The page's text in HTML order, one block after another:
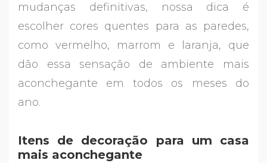
mudanças definitivas, nossa dica é
escolher cores quentes para as paredes,
como vermelho, marrom e laranja, que
dão essa sensação de ambiente mais
aconchegante em todos os meses do
ano.
Itens de decoração para um casa
mais aconchegante